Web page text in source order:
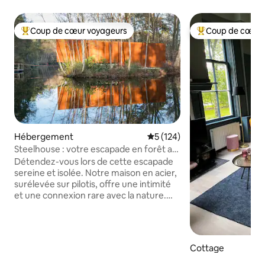
Coups de cœur voyageurs les plus appréciés
Coup de cœur voyageurs
Hébergement Évaluation moyenne sur la
5 (124)
Steelhouse : votre escapade en forêt au
bord du lac
Détendez-vous lors de cette escapade
sereine et isolée. Notre maison en acier,
surélevée sur pilotis, offre une intimité
et une connexion rare avec la nature.
Coups de cœur
Coup de cœur
Cottage